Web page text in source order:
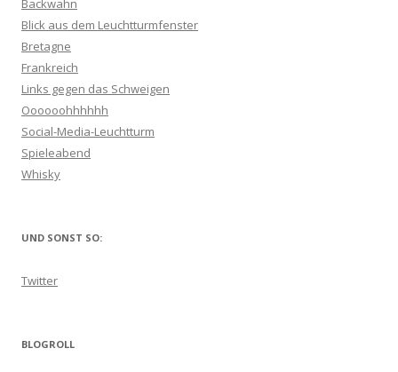
Backwahn
Blick aus dem Leuchtturmfenster
Bretagne
Frankreich
Links gegen das Schweigen
Oooooohhhhhh
Social-Media-Leuchtturm
Spieleabend
Whisky
UND SONST SO:
Twitter
BLOGROLL